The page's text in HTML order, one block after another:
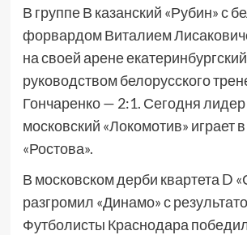
В группе В казанский «Рубин» с
форвардом Виталием
на своей арене
руководством белорусского
Гончаренко — 2:1. Сегодня лидер
московский «Локомотив» играет в
«Ростова».
В московском дерби квартета D
разгромил «Динамо» с
Футболисты Краснодара